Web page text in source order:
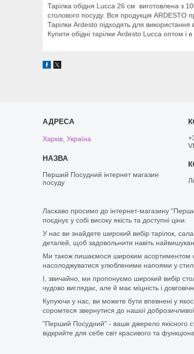
Тарілка обідня Lucca 26 см виготовлена з
столового посуду. Вся продукція ARDESTO
Тарілки Ardesto підходять для використання
Купити обідні тарілки Ardesto Lucca оптом і
Харків, Україна
Перший Посудний інтернет магазин
посуду
Ласкаво просимо до інтернет-магазину
поєднує у собі високу якість та доступні ціни.
У нас ви знайдете широкий вибір тарілок,
деталей, щоб задовольнити навіть
Ми також пишаємося широким асортиментом
насолоджуватися улюбленими напоями у
І, звичайно, ми пропонуємо широкий вибір
чудово виглядає, але й має міцність і
Купуючи у нас, ви можете бути впевнені у
соромтеся звернутися до нашої
"Перший Посудний" - ваше джерело якісного
відкрийте для себе світ красивого та